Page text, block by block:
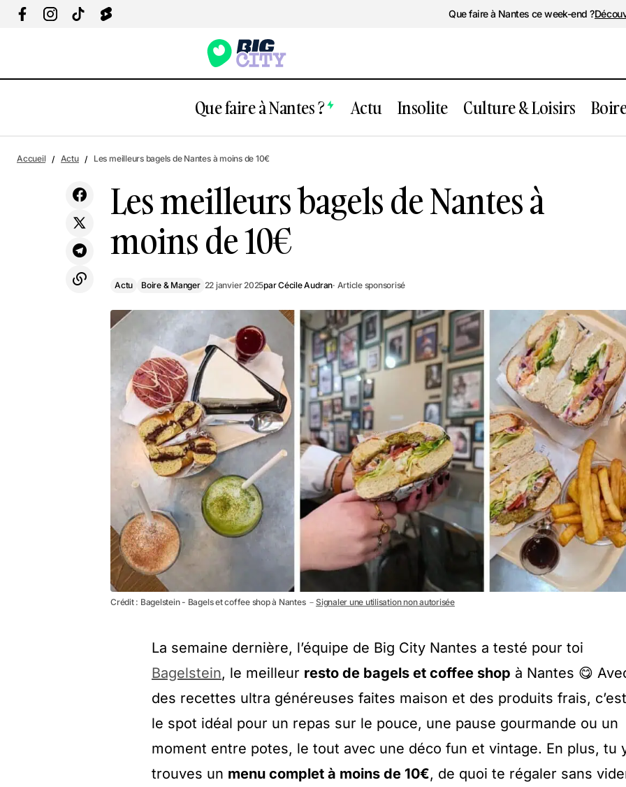
Que faire à Nantes ce week-end ?
Que faire à Nantes ? Actu Insolite Culture & Loisirs
week-end
Actu
Accueil Actu Les meilleurs bagels de Nantes à moins de 10€
Les meilleurs bagels de Nantes à
moins de 10€
Actu Boire & Manger 22 janvier 2025parCécile Audran· Article sponsorisé
Crédit : Bagelstein - Bagels et coffee shop à Nantes －Signaler une utilisation non autorisée
La semaine dernière, l’équipe de Big City Nantes a testé pour toi
Bagelstein, le meilleur resto de bagels et coffee shop à Nantes 😋
des recettes ultra généreuses faites maison et des produits frais, c’est
le spot idéal pour un repas sur le pouce, une pause gourmande ou un
moment entre potes, le tout avec une déco fun et vintage. En plus, tu
trouves un menu complet à moins de 10€, de quoi te régaler sans